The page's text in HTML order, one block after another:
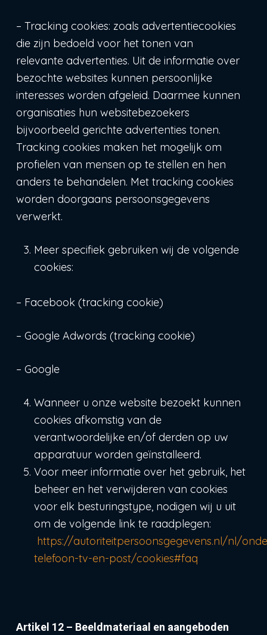
– Tracking cookies: zoals advertentiecookies
die zijn bedoeld voor het tonen van
relevante advertenties. Uit de informatie over
bezochte websites kunnen persoonlijke
interesses worden afgeleid. Daarmee kunnen
organisaties hun websitebezoekers
bijvoorbeeld gerichte advertenties tonen.
Tracking cookies maken het mogelijk om
profielen van mensen op te stellen en hen
anders te behandelen. Met tracking cookies
worden doorgaans persoonsgegevens
verwerkt.
Meer specifiek gebruiken wij de volgende
cookies:
– Facebook (tracking cookie)
– Google Adwords (tracking cookie)
– Google
Wanneer u onze website bezoekt kunnen
cookies afkomstig van de
verantwoordelijke en/of derden op uw
apparatuur worden geïnstalleerd.
Voor meer informatie over het gebruik, het
beheer en het verwijderen van cookies
voor elk besturingstype, nodigen wij u uit
om de volgende link te raadplegen:
https://autoriteitpersoonsgegevens.nl/nl/
telefoon-tv-en-post/cookies#faq
Artikel 12 – Beeldmateriaal en aangeboden